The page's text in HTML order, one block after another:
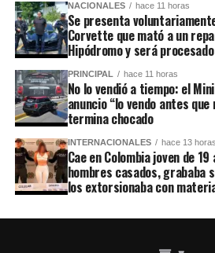
NACIONALES hace 11 horas
Se presenta
Corvette que mató a un
Hipódromo y será
PRINCIPAL hace 11 horas
No lo vendió a tiempo: el
anuncio “lo vendo antes
termina chocado
INTERNACIONALES hace 13 horas
Cae en Colombia joven de
hombres casados, grababa
los extorsionaba con